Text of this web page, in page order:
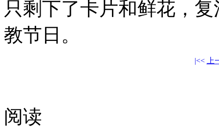
只剩下了卡片和鲜花，
教节日。
|<< 上
阅读